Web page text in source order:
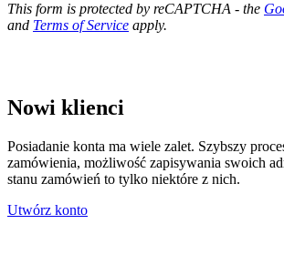
This form is protected by reCAPTCHA - the
and Terms of Service apply.
Nowi klienci
Posiadanie konta ma wiele zalet. Szybszy
zamówienia, możliwość zapisywania swoich
stanu zamówień to tylko niektóre z nich.
Utwórz konto